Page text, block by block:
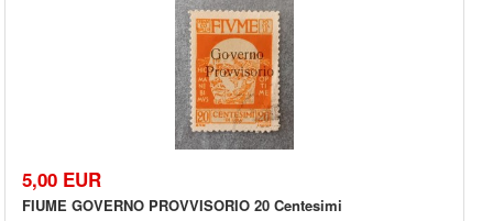
5,00 EUR
FIUME GOVERNO PROVVISORIO 20 Centesimi